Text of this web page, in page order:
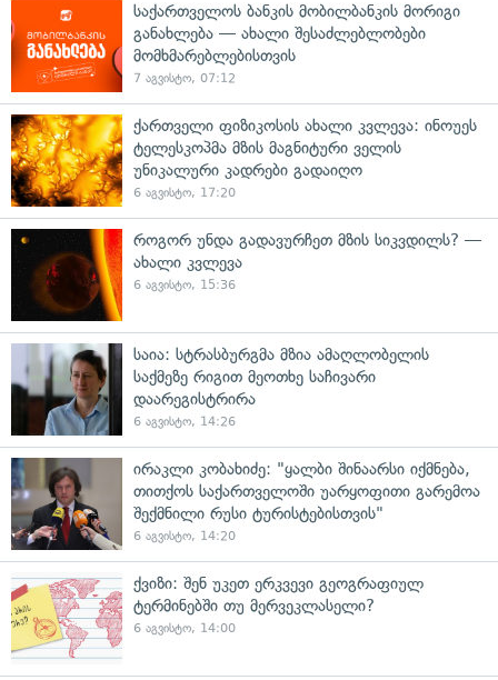
საქართველოს ბანკის მობილბანკის მორიგი
განახლება — ახალი შესაძლებლობები
მომხმარებლებისთვის
7 აგვისტო, 07:12
ქართველი ფიზიკოსის ახალი კვლევა: ინოუეს
ტელესკოპმა მზის მაგნიტური ველის
უნიკალური კადრები გადაიღო
6 აგვისტო, 17:20
როგორ უნდა გადავურჩეთ მზის სიკვდილს? —
ახალი კვლევა
6 აგვისტო, 15:36
საია: სტრასბურგმა მზია ამაღლობელის
საქმეზე რიგით მეოთხე საჩივარი
დაარეგისტრირა
6 აგვისტო, 14:26
ირაკლი კობახიძე: "ყალბი შინაარსი იქმნება,
თითქოს საქართველოში უარყოფითი გარემოა
შექმნილი რუსი ტურისტებისთვის"
6 აგვისტო, 14:20
ქვიზი: შენ უკეთ ერკვევი გეოგრაფიულ
ტერმინებში თუ მერვეკლასელი?
6 აგვისტო, 14:00